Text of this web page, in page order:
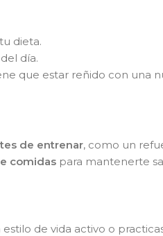
dieta.
día.
que estar reñido con una
de entrenar, como un
comidas para mantenerte
de vida activo o